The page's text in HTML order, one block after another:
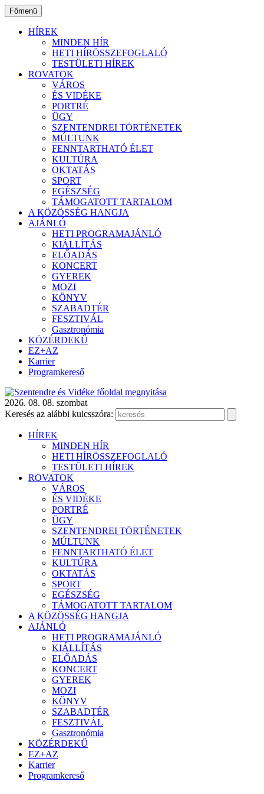
Ugrás
a
tartalomhoz
Főmenü
HÍREK
MINDEN HÍR
HETI HÍRÖSSZEFOGLALÓ
TESTÜLETI HÍREK
ROVATOK
VÁROS
ÉS VIDÉKE
PORTRÉ
ÜGY
SZENTENDREI TÖRTÉNETEK
MÚLTUNK
FENNTARTHATÓ ÉLET
KULTÚRA
OKTATÁS
SPORT
EGÉSZSÉG
TÁMOGATOTT TARTALOM
A KÖZÖSSÉG HANGJA
AJÁNLÓ
HETI PROGRAMAJÁNLÓ
KIÁLLÍTÁS
ELŐADÁS
KONCERT
GYEREK
MOZI
KÖNYV
SZABADTÉR
FESZTIVÁL
Gasztronómia
KÖZÉRDEKŰ
EZ+AZ
Karrier
Programkereső
2026. 08. 08. szombat
Keresés az alábbi kulcsszóra:
HÍREK
MINDEN HÍR
HETI HÍRÖSSZEFOGLALÓ
TESTÜLETI HÍREK
ROVATOK
VÁROS
ÉS VIDÉKE
PORTRÉ
ÜGY
SZENTENDREI TÖRTÉNETEK
MÚLTUNK
FENNTARTHATÓ ÉLET
KULTÚRA
OKTATÁS
SPORT
EGÉSZSÉG
TÁMOGATOTT TARTALOM
A KÖZÖSSÉG HANGJA
AJÁNLÓ
HETI PROGRAMAJÁNLÓ
KIÁLLÍTÁS
ELŐADÁS
KONCERT
GYEREK
MOZI
KÖNYV
SZABADTÉR
FESZTIVÁL
Gasztronómia
KÖZÉRDEKŰ
EZ+AZ
Karrier
Programkereső